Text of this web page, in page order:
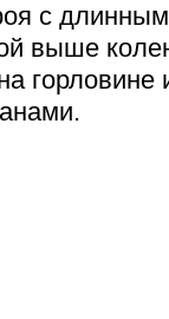
с
выше
горловине